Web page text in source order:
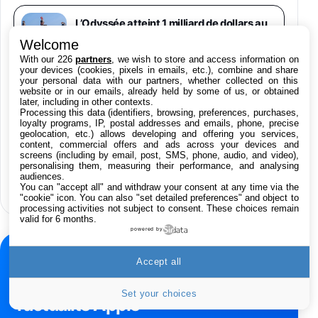
Galaxy S26 Ultra 256 Go Violet
Philips SHK2000BL - Casque Enfant - Bleu &
Répartiteur Audio 5 Casques, Blanc
24,94€29,96€Fnac (Vendeur Tiers)
Asus RT-AC59U Routeur sans Fil Double
Bande Gigabit (Serveur et Client VPN, Triple
Vlan, Mode Point d'accès et Bridge, contrôle
Parental, Qos)
39,72€50,42€ Amazon
Panasonic KX-TG6822 Téléphones Sans fil
Répondeur Ecran [Version Française]
Smartphone APPLE iPhone 15 Noir 128Go
499,99€Boulanger
L’Odyssée atteint 1 milliard de dollars au
Nolan
GTA 6 vendu sans disque : le patron de
Take-Two justifie ce choix
SK Hynix investit 38 milliards de dollars
dans deux nouvelles usines de mémoire
face au boom de l’IA
Ne manquez rien de
l’actualité Apple
Welcome
With our 226partners , we wish to store and access information on
your devices (cookies, pixels in emails, etc.), combine and share
your personal data with our partners, whether collected on this
website or in our emails, already held by some of us, or obtained
later, including in other contexts.
Processing this data (identifiers, browsing, preferences, purchases,
loyalty programs, IP, postal addresses and emails, phone, precise
geolocation, etc.) allows developing and offering you services,
content, commercial offers and ads across your devices and
screens (including by email, post, SMS, phone, audio, and video),
personalising them, measuring their performance, and analysing
audiences.
You can "accept all" and withdraw your consent at any time via the
"cookie" icon. You can also "set detailed preferences" and object to
processing activities not subject to consent. These choices remain
valid for 6 months.
powered by
Set your choices
Accept all